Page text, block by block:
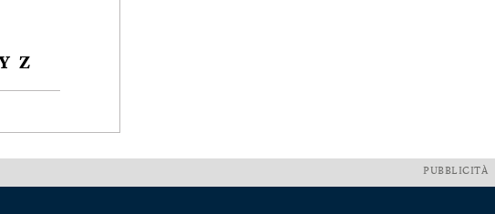
Y Z
PUBBLICITÀ